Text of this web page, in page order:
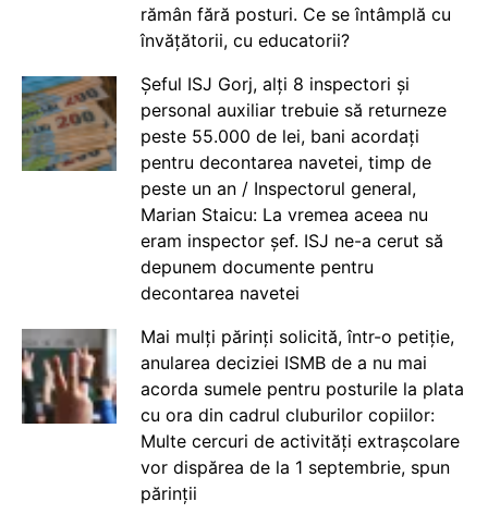
rămân fără posturi. Ce se întâmplă cu
învățătorii, cu educatorii?
Șeful ISJ Gorj, alți 8 inspectori și
personal auxiliar trebuie să returneze
peste 55.000 de lei, bani acordați
pentru decontarea navetei, timp de
peste un an / Inspectorul general,
Marian Staicu: La vremea aceea nu
eram inspector șef. ISJ ne-a cerut să
depunem documente pentru
decontarea navetei
Mai mulți părinți solicită, într-o petiție,
anularea deciziei ISMB de a nu mai
acorda sumele pentru posturile la plata
cu ora din cadrul cluburilor copiilor:
Multe cercuri de activități extrașcolare
vor dispărea de la 1 septembrie, spun
părinții